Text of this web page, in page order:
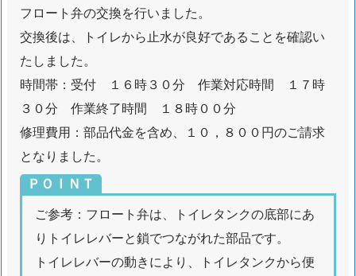
ト
イ
レ
便
器
水
れ
施
工
1.
フロート弁の交換を行いました。
交換後は、トイレから止水が良好であることを確認い
たしました。
時間帯：受付 １６時３０分 作業対応時間 １７時
３０分 作業終了時間 １８時００分
修理費用：部品代金を含め、１０，８００円のご請求
となりました。
ＰＯＩＮＴ
ご参考：フロート弁は、トイレタンクの底部にあ
りトイレレバーと鎖でつながれた部品です。
トイレレバーの動きにより、トイレタンクから便